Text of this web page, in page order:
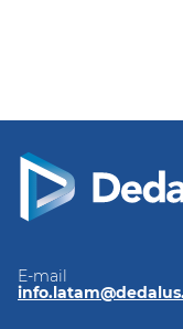
E-mail